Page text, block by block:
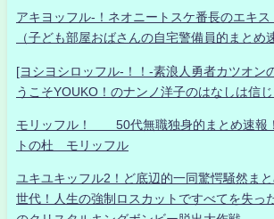
アキヨッフル-！ネオニートスケ番長のエキス
（子ども部屋おばさんの自宅警備員的まとめ
[ヨシヨシロッフル-！！-素浪人勇者カツオン
うこそYOUKO！のナンノ洋子のはなしは信
モリッフル！ 50代無職独身的まとめ速報
トの杜 モリッフル
ユキユキッフル2！ど底辺的一同驚愕騒然ま
世代！人生の強制ロスカットですべてを失っ